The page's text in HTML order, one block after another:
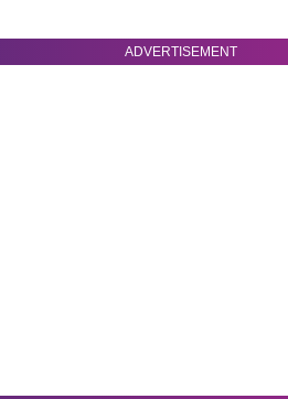
ADVERTISEMENT